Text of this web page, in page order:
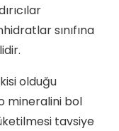
sınıfına
olduğu
mineralini bol
tavsiye